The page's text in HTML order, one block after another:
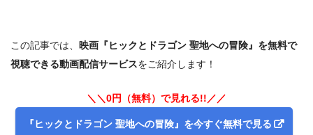
この記事では、 映画『ヒックとドラゴン 聖地への冒険』を無料で
視聴できる動画配信サービスをご紹介します！
＼＼0円（無料）で見れる!!／／
『ヒックとドラゴン 聖地への冒険』を今すぐ無料で見る